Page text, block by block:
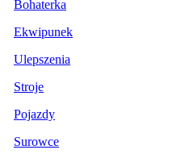
Bohaterka
Ekwipunek
Ulepszenia
Stroje
Pojazdy
Surowce